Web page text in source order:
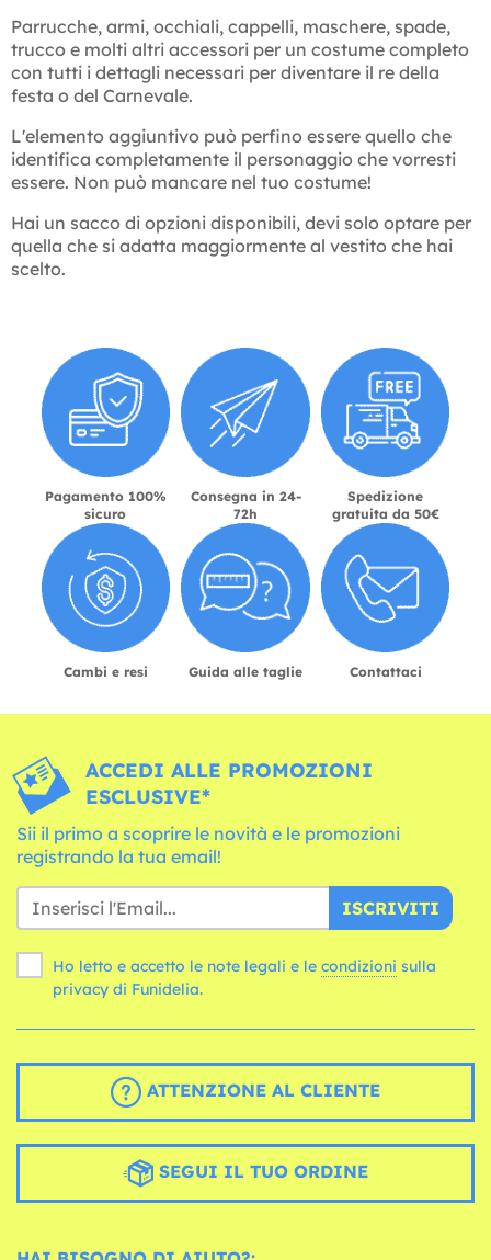
Parrucche, armi, occhiali, cappelli, maschere, spade,
trucco e molti altri accessori per un costume completo
con tutti i dettagli necessari per diventare il re della
festa o del Carnevale.
L'elemento aggiuntivo può perfino essere quello che
identifica completamente il personaggio che vorresti
essere. Non può mancare nel tuo costume!
Hai un sacco di opzioni disponibili, devi solo optare per
quella che si adatta maggiormente al vestito che hai
scelto.
Pagamento 100%
sicuro
Consegna in 24-
72h
Spedizione
gratuita da 50€
Cambi e resi Guida alle taglie Contattaci
ACCEDI ALLE PROMOZIONI
ESCLUSIVE*
Sii il primo a scoprire le novità e le promozioni
registrando la tua email!
ISCRIVITI
Ho letto e accetto le note legali e le condizioni
privacy di Funidelia.
ATTENZIONE AL CLIENTE
SEGUI IL TUO ORDINE